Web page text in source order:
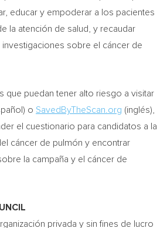
educar y empoderar a los pacientes
la atención de salud, y recaudar
sobre el cáncer de
que puedan tener alto riesgo a visitar
o SavedByTheScan.org (inglés),
el cuestionario para candidatos a la
cáncer de pulmón y encontrar
la campaña y el cáncer de
privada y sin fines de lucro